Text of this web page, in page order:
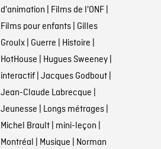
d'animation | Films de l'ONF|
Films pour enfants| Gilles
Groulx| Guerre | Histoire |
HotHouse | Hugues Sweeney|
interactif| Jacques Godbout|
Jean-Claude Labrecque |
Jeunesse | Longs métrages|
Michel Brault| mini-leçon |
Montréal | Musique | Norman